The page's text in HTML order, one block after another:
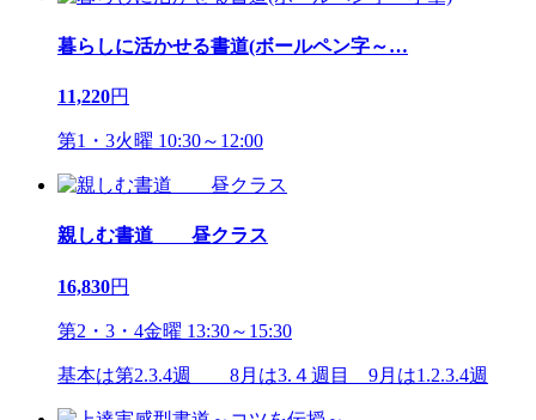
暮らしに活かせる書道(ボールペン字～…
11,220円
第1・3火曜 10:30～12:00
親しむ書道 昼クラス
16,830円
第2・3・4金曜 13:30～15:30
基本は第2.3.4週 8月は3.４週目 9月は1.2.3.4週